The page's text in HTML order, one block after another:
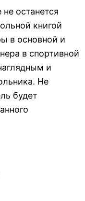
останется
книгой
в основной и
в спортивной
и
Не
будет